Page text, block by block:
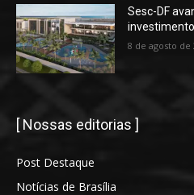
Sesc-DF
8 de agosto de
[ Nossas editorias ]
Post Destaque
Notícias de Brasília